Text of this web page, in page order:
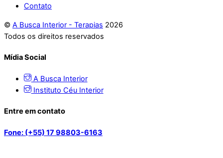
Contato
© A Busca Interior - Terapias 2026
Todos os direitos reservados
Mídia Social
A Busca Interior
Instituto Céu Interior
Entre em contato
Fone: (+55) 17 98803-6163